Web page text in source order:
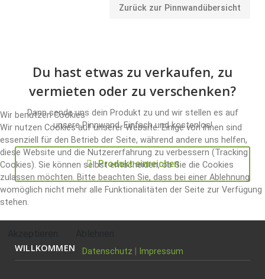
Zurück zur Pinnwandübersicht
Du hast etwas zu verkaufen, zu
vermieten oder zu verschenken?
Dann sende uns dein Produkt zu und wir stellen es auf
unsere Pinnwand. Einfach und kostenlos!
Produkt einreichen
WILLKOMMEN
Wir benutzen Cookies
Wir nutzen Cookies auf unserer Website. Einige von ihnen sind
essenziell für den Betrieb der Seite, während andere uns helfen,
diese Website und die Nutzererfahrung zu verbessern (Tracking
Cookies). Sie können selbst entscheiden, ob Sie die Cookies
zulassen möchten. Bitte beachten Sie, dass bei einer Ablehnung
womöglich nicht mehr alle Funktionalitäten der Seite zur Verfügung
stehen.
Datenschutz Impressum